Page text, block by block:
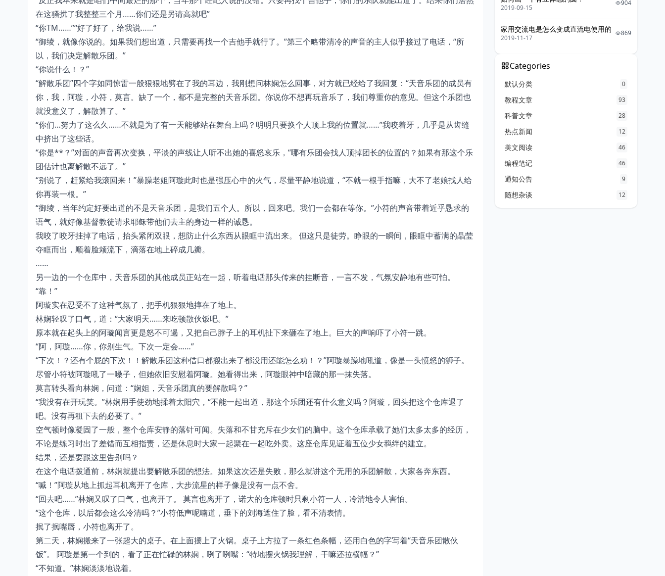
在这骚扰了我整整三个月……你们还是另请高就吧”
“你TM……”“好了好了，给我说……”
“御绫，就像你说的。如果我们想出道，只需要再找一个吉他手就行了。”第三个略带清冷的声音的主人似乎接过了电话，“所
以，我们决定解散乐团。”
“你说什么！？”
“解散乐团”四个字如同惊雷一般狠狠地劈在了我的耳边，我刚想问林娴怎么回事，对方就已经给了我回复：“天音乐团的成员有
你，我，阿璇，小符，莫言。缺了一个，都不是完整的天音乐团。你说你不想再玩音乐了，我们尊重你的意见。但这个乐团也
就没意义了，解散算了。”
“你们…努力了这么久……不就是为了有一天能够站在舞台上吗？明明只要换个人顶上我的位置就……”我咬着牙，几乎是从齿缝
中挤出了这些话。
“你是**？”对面的声音再次变换，平淡的声线让人听不出她的喜怒哀乐，“哪有乐团会找人顶掉团长的位置的？如果有那这个乐
团估计也离解散不远了。”
“别说了，赶紧给我滚回来！”暴躁老姐阿璇此时也是强压心中的火气，尽量平静地说道，“不就一根手指嘛，大不了老娘找人给
你再装一根。”
“御绫，当年约定好要出道的不是天音乐团，是我们五个人。所以，回来吧。我们一会都在等你。”小符的声音带着近乎恳求的
语气，就好像基督教徒请求耶稣带他们去主的身边一样的诚恳。
我咬了咬牙挂掉了电话，抬头紧闭双眼，想防止什么东西从眼眶中流出来。 但这只是徒劳。睁眼的一瞬间，眼眶中蓄满的晶莹
夺眶而出，顺着脸颊流下，滴落在地上碎成几瓣。
……
另一边的一个仓库中，天音乐团的其他成员正站在一起，听着电话那头传来的挂断音，一言不发，气氛安静地有些可怕。
“靠！”
阿璇实在忍受不了这种气氛了，把手机狠狠地摔在了地上。
林娴轻叹了口气，道：“大家明天……来吃顿散伙饭吧。”
原本就在起头上的阿璇闻言更是怒不可遏，又把自己脖子上的耳机扯下来砸在了地上。巨大的声响吓了小符一跳。
“阿，阿璇……你，你别生气。下次一定会……”
“下次！？还有个屁的下次！！解散乐团这种借口都搬出来了都没用还能怎么劝！？”阿璇暴躁地吼道，像是一头愤怒的狮子。
尽管小符被阿璇吼了一嗓子，但她依旧安慰着阿璇。她看得出来，阿璇眼神中暗藏的那一抹失落。
莫言转头看向林娴，问道：“娴姐，天音乐团真的要解散吗？”
“我没有在开玩笑。”林娴用手使劲地揉着太阳穴，“不能一起出道，那这个乐团还有什么意义吗？阿璇，回头把这个仓库退了
吧。没有再租下去的必要了。”
空气顿时像凝固了一般，整个仓库安静的落针可闻。失落和不甘充斥在少女们的脑中。这个仓库承载了她们太多太多的经历，
不论是练习时出了差错而互相指责，还是休息时大家一起聚在一起吃外卖。这座仓库见证着五位少女羁绊的建立。
结果，还是要跟这里告别吗？
在这个电话拨通前，林娴就提出要解散乐团的想法。如果这次还是失败，那么就讲这个无用的乐团解散，大家各奔东西。
“嘁！”阿璇从地上抓起耳机离开了仓库，大步流星的样子像是没有一点不舍。
“回去吧……”林娴又叹了口气，也离开了。 莫言也离开了，诺大的仓库顿时只剩小符一人，冷清地令人害怕。
“这个仓库，以后都会这么冷清吗？”小符低声呢喃道，垂下的刘海遮住了脸，看不清表情。
抿了抿嘴唇，小符也离开了。
第二天，林娴搬来了一张超大的桌子。在上面摆上了火锅。桌子上方拉了一条红色条幅，还用白色的字写着“天音乐团散伙
饭”。 阿璇是第一个到的，看了正在忙碌的林娴，咧了咧嘴：“特地摆火锅我理解，干嘛还拉横幅？”
“不知道。”林娴淡淡地说着。
2019-09-15
904
家用交流电是怎么变成直流电使用的
2019-11-17
869
Categories
默认分类 0
教程文章 93
科普文章 28
热点新闻 12
美文阅读 46
编程笔记 46
通知公告 9
随想杂谈 12